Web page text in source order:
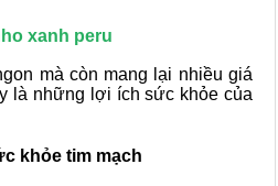
xanh peru
mà còn mang lại nhiều giá
là những lợi ích sức khỏe của
khỏe tim mạch